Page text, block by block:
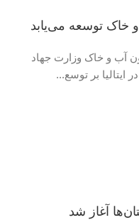
و خاک توسعه می‌یابد
آب و خاک وزارت جهاد
بر توسع...
آغاز شد